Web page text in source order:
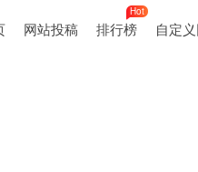
网站投稿 排行榜
Hot
自定